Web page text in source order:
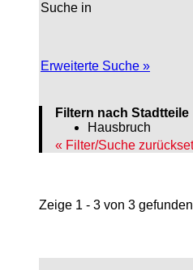
Suche in
Erweiterte Suche »
Filtern nach Stadtteile
Hausbruch
Filter/Suche
Zeige 1 - 3 von 3